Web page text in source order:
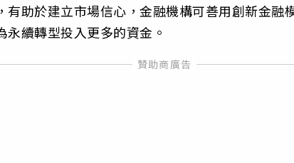
有助於建立市場信心，金融機構可善用創新金融
永續轉型投入更多的資金。